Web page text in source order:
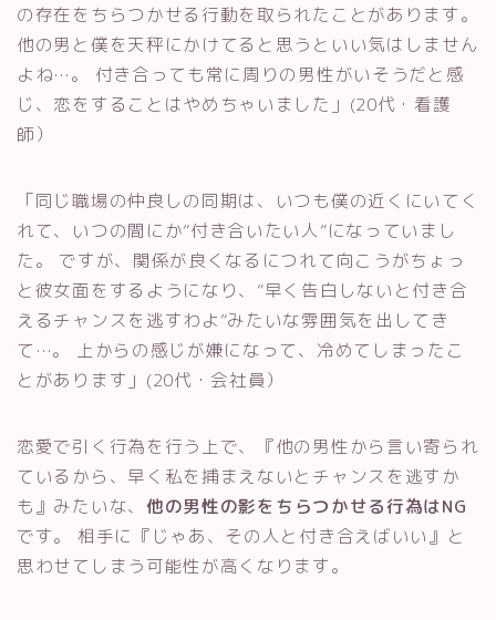
の存在をちらつかせる行動を取られたことがあります。
他の男と僕を天秤にかけてると思うといい気はしません
よね…。 付き合っても常に周りの男性がいそうだと感
じ、恋をすることはやめちゃいました」(20代・看護
師）
「同じ職場の仲良しの同期は、いつも僕の近くにいてく
れて、いつの間にか”付き合いたい人”になっていまし
た。 ですが、関係が良くなるにつれて向こうがちょっ
と彼女面をするようになり、”早く告白しないと付き合
えるチャンスを逃すわよ”みたいな雰囲気を出してき
て…。 上からの感じが嫌になって、冷めてしまったこ
とがあります」(20代・会社員）
恋愛で引く行為を行う上で、『他の男性から言い寄られ
ているから、早く私を捕まえないとチャンスを逃すか
も』みたいな、 他の男性の影をちらつかせる行為はNG
です。 相手に『じゃあ、その人と付き合えばいい』と
思わせてしまう可能性が高くなります。